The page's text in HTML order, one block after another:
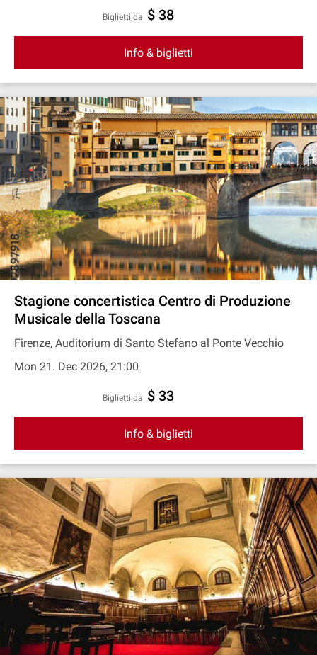
Biglietti da $ 38
Info & biglietti
Stagione concertistica Centro di Produzione
Musicale della Toscana
Firenze, Auditorium di Santo Stefano al Ponte Vecchio
Mon 21. Dec 2026, 21:00
Biglietti da $ 33
Info & biglietti